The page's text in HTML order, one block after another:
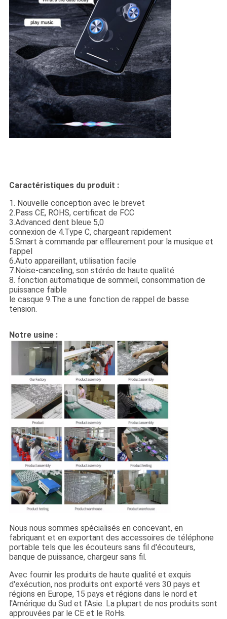
Caractéristiques du produit :
1. Nouvelle conception avec le brevet
2.Pass CE, ROHS, certificat de FCC
3.Advanced dent bleue 5,0
connexion de 4.Type C, chargeant rapidement
5.Smart à commande par effleurement pour la musique et
l'appel
6.Auto appareillant, utilisation facile
7.Noise-canceling, son stéréo de haute qualité
8. fonction automatique de sommeil, consommation de
puissance faible
le casque 9.The a une fonction de rappel de basse
tension.
Notre usine :
Nous nous sommes spécialisés en concevant, en
fabriquant et en exportant des accessoires de téléphone
portable tels que les écouteurs sans fil d'écouteurs,
banque de puissance, chargeur sans fil.
Avec fournir les produits de haute qualité et exquis
d'exécution, nos produits ont exporté vers 30 pays et
régions en Europe, 15 pays et régions dans le nord et
l'Amérique du Sud et l'Asie. La plupart de nos produits sont
approuvées par le CE et le RoHs.